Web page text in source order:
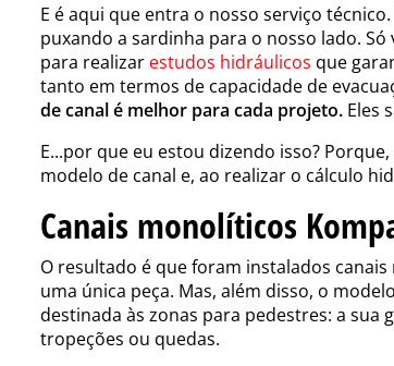
E é aqui que entra o nosso serviço
puxando a sardinha para o nosso lado.
para realizar estudos hidráulicos que
tanto em termos de capacidade de
de canal é melhor para cada projeto. Eles
E...por que eu estou dizendo isso?
modelo de canal e, ao realizar o cálculo
Canais monolíticos
O resultado é que foram instalados
uma única peça. Mas, além disso, o
destinada às zonas para pedestres: a sua
tropeções ou quedas.